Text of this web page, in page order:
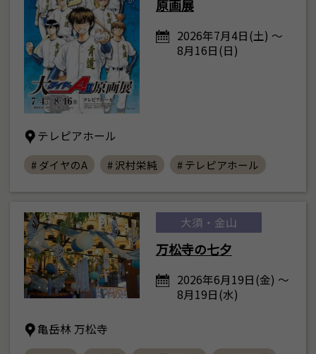
原画展
2026年7月4日(土) ～
8月16日(日)
テレピアホール
# ダイヤのA # 沢村栄純 # テレピアホール
大須・金山
万松寺の七夕
2026年6月19日(金) ～
8月19日(水)
亀岳林 万松寺